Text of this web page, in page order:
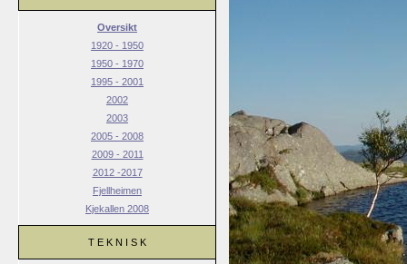
Oversikt
1920 - 1950
1950 - 1970
1995 - 2001
2002
2003
2005 - 2008
2009 - 2011
2012 -2017
Fjellheimen
Kjekallen 2008
T E K N I S K